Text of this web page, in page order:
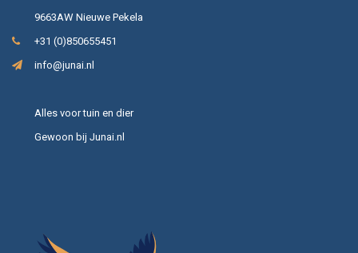
9663AW Nieuwe Pekela
+31 (0)850655451
info@junai.nl
Alles voor tuin en dier
Gewoon bij Junai.nl